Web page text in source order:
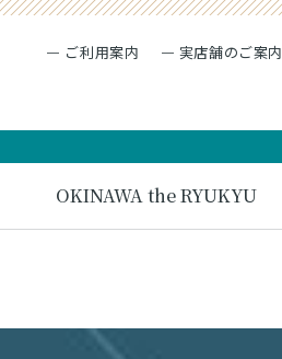
ご利用案内 実店舗のご案内
OKINAWA the RYUKYU